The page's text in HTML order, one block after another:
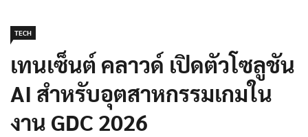
TECH
เทนเซ็นต์ คลาวด์ เปิดตัวโซลูชัน
AI สำหรับอุตสาหกรรมเกมใน
งาน GDC 2026